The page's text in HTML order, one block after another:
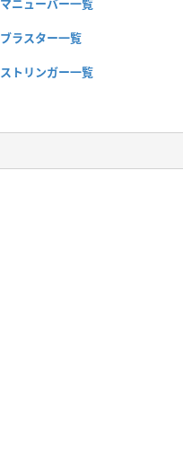
マニューバー一覧
ブラスター一覧
ストリンガー一覧